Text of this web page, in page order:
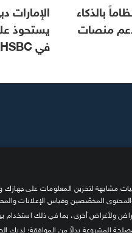
بالذكاء
منصات
الإمارات
يستحوذ
في HSBC مصر
والمحتوى المخصّصين وقياس الإعلانات
ولأغراض أخرى، بما في ذلك استخدام
المشروعة بدلاً من الموافقة؛ لديك